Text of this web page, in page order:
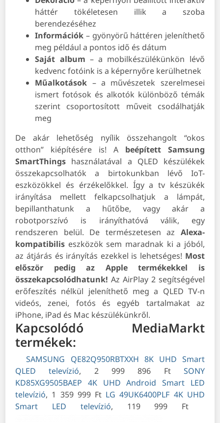
háttér tökéletesen illik a szoba
berendezéséhez
Információk – gyönyörű háttéren jeleníthető
meg például a pontos idő és dátum
Saját album – a mobilkészülékünkön lévő
kedvenc fotóink is a képernyőre kerülhetnek
Műalkotások – a művészetek szerelmesei
ismert fotósok és alkotók különböző témák
szerint csoportosított műveit csodálhatják
meg
De akár lehetőség nyílik összehangolt “okos
otthon” kiépítésére is! A beépített Samsung
SmartThings használatával a QLED készülékek
összekapcsolhatók a birtokunkban lévő IoT-
eszközökkel és érzékelőkkel. Így a tv készükék
irányítása mellett felkapcsolhatjuk a lámpát,
bepillanthatunk a hűtőbe, vagy akár a
robotporszívó is irányíthatóvá válik, egy
rendszeren belül. De természetesen az Alexa-
kompatibilis eszközök sem maradnak ki a jóból,
az átjárás és irányítás ezekkel is lehetséges! Most
először pedig az Apple termékekkel is
összekapcsolódhatunk! Az AirPlay 2 segítségével
erőfeszítés nélkül jeleníthető meg a QLED TV-n
videós, zenei, fotós és egyéb tartalmakat az
iPhone, iPad és Mac készülékünkről.
Kapcsolódó MediaMarkt
termékek:
SAMSUNG QE82Q950RBTXXH 8K UHD Smart
QLED televízió, 2 999 896 Ft
SONY
KD85XG9505BAEP 4K UHD Android Smart LED
televízió, 1 359 999 Ft LG 49UK6400PLF 4K UHD
Smart LED televízió, 119 999 Ft